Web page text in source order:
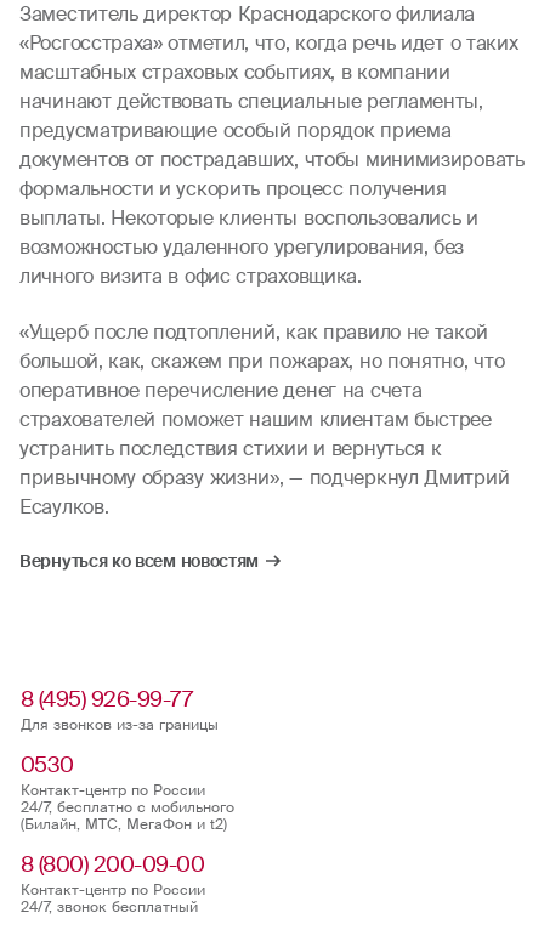
Заместитель директор Краснодарского филиала
«Росгосстраха» отметил, что, когда речь идет о таких
масштабных страховых событиях, в компании
начинают действовать специальные регламенты,
предусматривающие особый порядок приема
документов от пострадавших, чтобы минимизировать
формальности и ускорить процесс получения
выплаты. Некоторые клиенты воспользовались и
возможностью удаленного урегулирования, без
личного визита в офис страховщика.
«Ущерб после подтоплений, как правило не такой
большой, как, скажем при пожарах, но понятно, что
оперативное перечисление денег на счета
страхователей поможет нашим клиентам быстрее
устранить последствия стихии и вернуться к
привычному образу жизни», — подчеркнул Дмитрий
Есаулков.
Вернуться ко всем новостям
8 (495) 926-99-77
Для звонков из-за границы
0530
Контакт-центр по России
24/7, бесплатно с мобильного
(Билайн, МТС, МегаФон и t2)
8 (800) 200-09-00
Контакт-центр по России
24/7, звонок бесплатный